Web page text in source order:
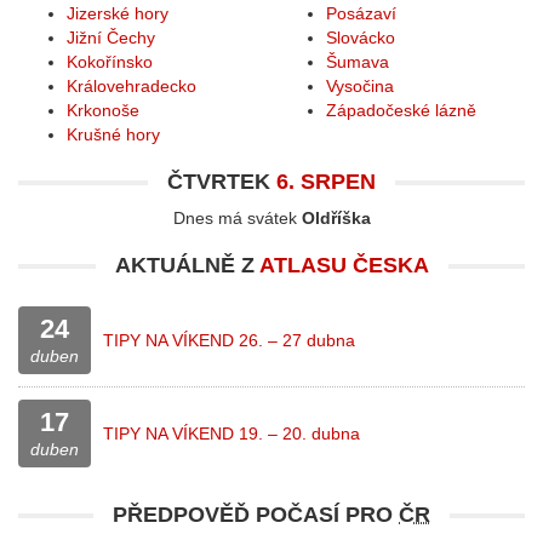
Jizerské hory
Jižní Čechy
Kokořínsko
Královehradecko
Krkonoše
Krušné hory
Posázaví
Slovácko
Šumava
Vysočina
Západočeské lázně
ČTVRTEK 6. SRPEN
Dnes má svátek Oldříška
AKTUÁLNĚ Z ATLASU ČESKA
24
duben
TIPY NA VÍKEND 26. – 27 dubna
17
duben
TIPY NA VÍKEND 19. – 20. dubna
PŘEDPOVĚĎ POČASÍ PRO ČR